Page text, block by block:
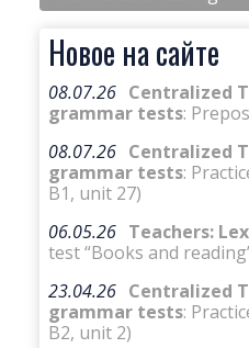
Новое на сайте
08.07.26 Centralized
grammar tests:
08.07.26 Centralized
grammar tests:
B1, unit 27)
06.05.26 Teachers:
test “Books and
23.04.26 Centralized
grammar tests:
B2, unit 2)